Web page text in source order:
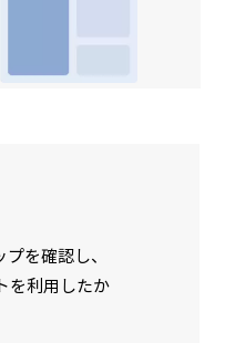
を確認し、
を利用したか